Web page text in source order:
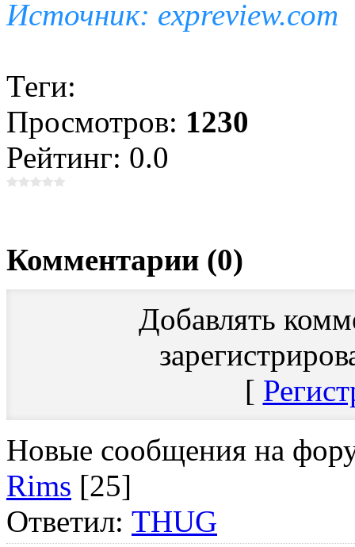
Источник: expreview.com
Теги:
Просмотров: 1230
Рейтинг: 0.0
Комментарии (0)
Добавлять
[
Новые сообщения на
Rims [25]
Ответил: THUG